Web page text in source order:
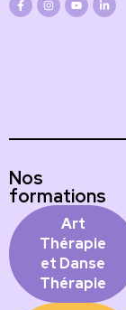
Nos
formations
Art
Thérapie
et Danse
Thérapie